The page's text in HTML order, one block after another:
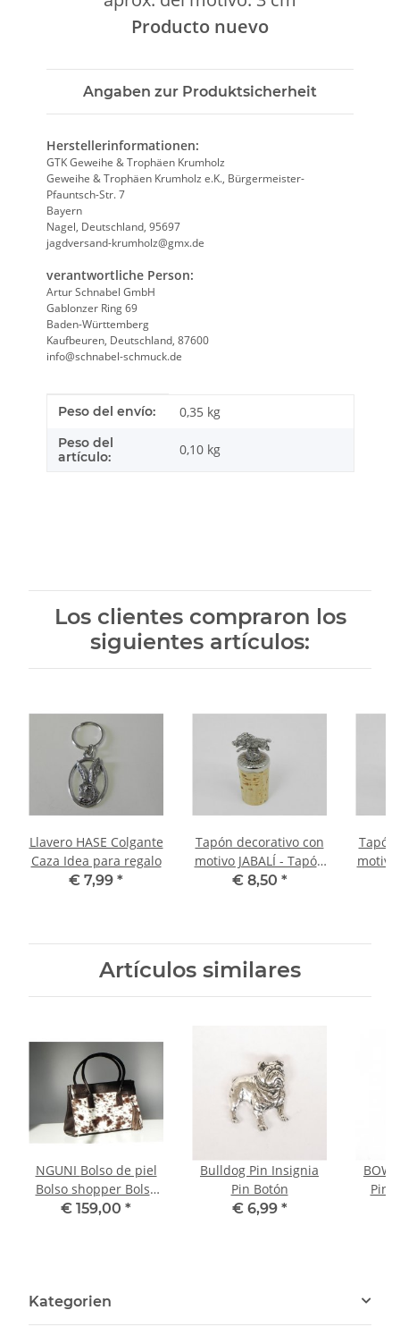
Producto nuevo
Angaben zur Produktsicherheit
Herstellerinformationen:
GTK Geweihe & Trophäen Krumholz
Geweihe & Trophäen Krumholz e.K., Bürgermeister-
Pfauntsch-Str. 7
Bayern
Nagel, Deutschland, 95697
jagdversand-krumholz@gmx.de
verantwortliche Person:
Artur Schnabel GmbH
Gablonzer Ring 69
Baden-Württemberg
Kaufbeuren, Deutschland, 87600
info@schnabel-schmuck.de
Característica del producto
valor
Peso del envío: 0,35 kg
Peso del
artículo:
0,10 kg
Los clientes compraron los
siguientes artículos:
Llavero HASE Colgante
Caza Idea para regalo
€ 7,99 *
Tapón decorativo con
motivo JABALÍ - Tapón
para botellas
€ 8,50 *
motivo
Artículos similares
NGUNI Bolso de piel
Bolso shopper Bolso
de mano
€ 159,00 *
Bulldog Pin Insignia
Pin Botón
€ 6,99 *
Pin
Kategorien